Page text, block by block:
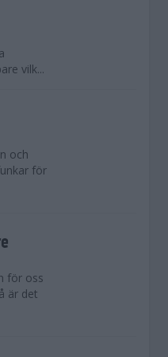
vilk...
och
för
för oss
är det